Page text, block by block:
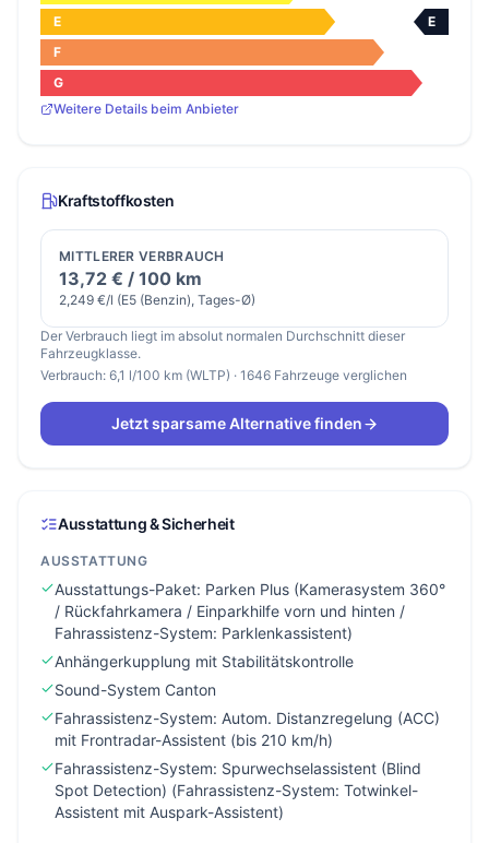
E
E
F
G
Weitere Details beim Anbieter
Kraftstoffkosten
MITTLERER VERBRAUCH
13,72 € / 100 km
2,249 €/l (E5 (Benzin), Tages-Ø)
Der Verbrauch liegt im absolut normalen Durchschnitt dieser
Fahrzeugklasse.
Verbrauch: 6,1 l/100 km (WLTP) · 1646 Fahrzeuge verglichen
Jetzt sparsame Alternative finden
Ausstattung & Sicherheit
AUSSTATTUNG
Ausstattungs-Paket: Parken Plus (Kamerasystem 360°
/ Rückfahrkamera / Einparkhilfe vorn und hinten /
Fahrassistenz-System: Parklenkassistent)
Anhängerkupplung mit Stabilitätskontrolle
Sound-System Canton
Fahrassistenz-System: Autom. Distanzregelung (ACC)
mit Frontradar-Assistent (bis 210 km/h)
Fahrassistenz-System: Spurwechselassistent (Blind
Spot Detection) (Fahrassistenz-System: Totwinkel-
Assistent mit Auspark-Assistent)